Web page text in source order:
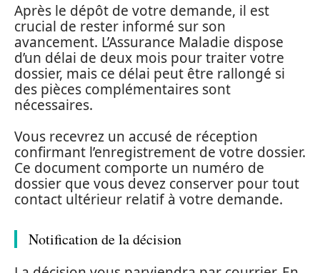
Après le dépôt de votre demande, il est
crucial de rester informé sur son
avancement. L’Assurance Maladie dispose
d’un délai de deux mois pour traiter votre
dossier, mais ce délai peut être rallongé si
des pièces complémentaires sont
nécessaires.
Vous recevrez un accusé de réception
confirmant l’enregistrement de votre dossier.
Ce document comporte un numéro de
dossier que vous devez conserver pour tout
contact ultérieur relatif à votre demande.
Notification de la décision